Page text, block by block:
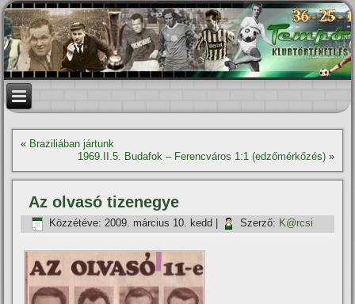
« Braziliában jártunk
1969.II.5. Budafok – Ferencváros 1:1 (edzőmérkőzés)»
Az olvasó tizenegye
Közzétéve: 2009. március 10. kedd Szerző: K@rcsi